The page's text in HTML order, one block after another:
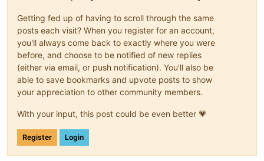
Getting fed up of having to scroll through the same
posts each visit? When you register for an account,
you'll always come back to exactly where you were
before, and choose to be notified of new replies
(either via email, or push notification). You'll also be
able to save bookmarks and upvote posts to show
your appreciation to other community members.
With your input, this post could be even better 💗
Register Login